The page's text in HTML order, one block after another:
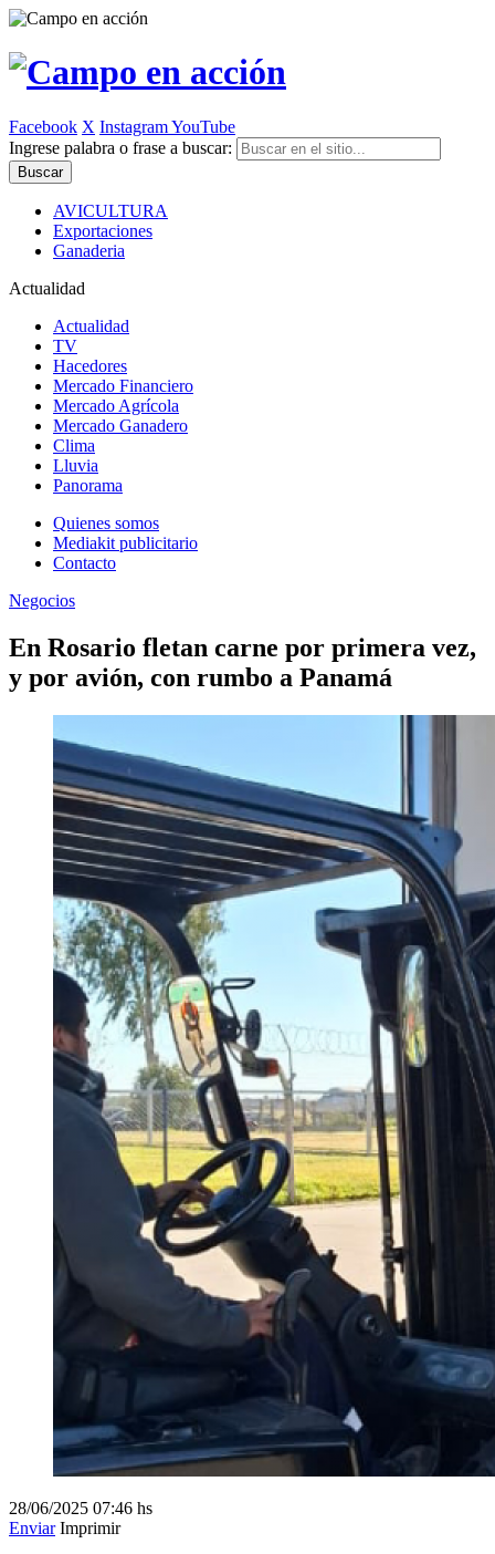
Facebook X InstagramYouTube
Ingrese palabra o frase a buscar:
AVICULTURA
Exportaciones
Ganaderia
Actualidad
Actualidad
TV
Hacedores
Mercado Financiero
Mercado Agrícola
Mercado Ganadero
Clima
Lluvia
Panorama
Quienes somos
Mediakit publicitario
Contacto
Negocios
En Rosario fletan carne por primera vez,
y por avión, con rumbo a Panamá
28/06/2025 07:46 hs
Enviar Imprimir